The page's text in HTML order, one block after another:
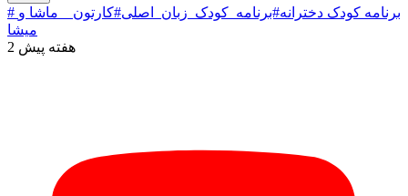
# برنامه کودک دخترانه#برنامه_کودک_زبان_اصلی#کارتون _ ماشا و
میشا
2 هفته پیش